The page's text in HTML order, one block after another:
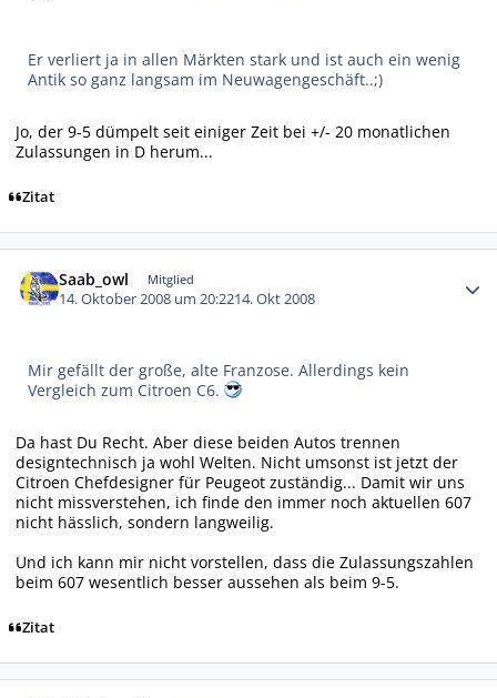
Er verliert ja in allen Märkten stark und ist auch ein wenig
Antik so ganz langsam im Neuwagengeschäft..;)
Jo, der 9-5 dümpelt seit einiger Zeit bei +/- 20 monatlichen
Zulassungen in D herum...
Zitat
Saab_owl Mitglied
14. Oktober 2008 um 20:2214. Okt 2008
Mir gefällt der große, alte Franzose. Allerdings kein
Vergleich zum Citroen C6.
Da hast Du Recht. Aber diese beiden Autos trennen
designtechnisch ja wohl Welten. Nicht umsonst ist jetzt der
Citroen Chefdesigner für Peugeot zuständig... Damit wir uns
nicht missverstehen, ich finde den immer noch aktuellen 607
nicht hässlich, sondern langweilig.
Und ich kann mir nicht vorstellen, dass die Zulassungszahlen
beim 607 wesentlich besser aussehen als beim 9-5.
Zitat